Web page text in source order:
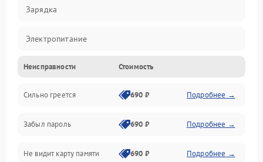
Зарядка
Электропитание
Экран и изображение
Дисплей
Экран (дисплей)
Связь
Неисправности Стоимость
Сильно греется 690 ₽ Подробнее →
Забыл пароль 690 ₽ Подробнее →
Не видит карту памяти 690 ₽ Подробнее →